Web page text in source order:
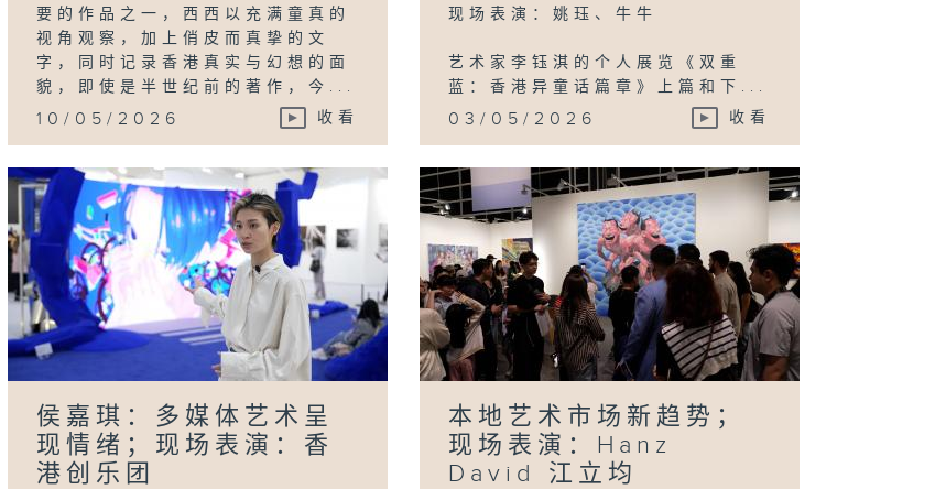
要的作品之一，西西以充满童真的
视角观察，加上俏皮而真挚的文
字，同时记录香港真实与幻想的面
貌，即使是半世纪前的著作，今...
10/05/2026 收看
现场表演：姚珏、牛牛
艺术家李钰淇的个人展览《双重
蓝：香港异童话篇章》上篇和下...
03/05/2026 收看
侯嘉琪：多媒体艺术呈
现情绪；现场表演：香
港创乐团
本地艺术市场新趋势；
现场表演：Hanz
David 江立均